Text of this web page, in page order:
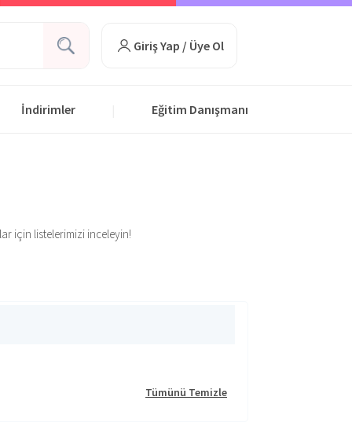
Giriş Yap / Üye Ol
İndirimler Eğitim Danışmanı
için listelerimizi inceleyin!
Tümünü Temizle